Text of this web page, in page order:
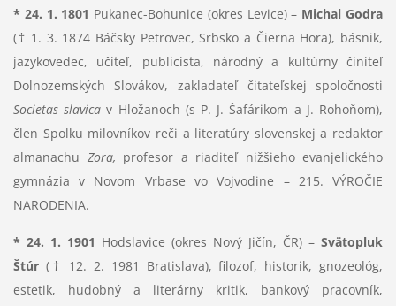
* 24. 1. 1801 Pukanec-Bohunice (okres Levice) – Michal Godra
(† 1. 3. 1874 Báčsky Petrovec, Srbsko a Čierna Hora), básnik,
jazykovedec, učiteľ, publicista, národný a kultúrny činiteľ
Dolnozemských Slovákov, zakladateľ čitateľskej spoločnosti
Societas slavica v Hložanoch (s P. J. Šafárikom a J. Rohoňom),
člen Spolku milovníkov reči a literatúry slovenskej a redaktor
almanachu Zora, profesor a riaditeľ nižšieho evanjelického
gymnázia v Novom Vrbase vo Vojvodine – 215. VÝROČIE
NARODENIA.
* 24. 1. 1901 Hodslavice (okres Nový Jičín, ČR) –Svätopluk
Štúr(† 12. 2. 1981 Bratislava), filozof, historik, gnozeológ,
estetik, hudobný a literárny kritik, bankový pracovník,